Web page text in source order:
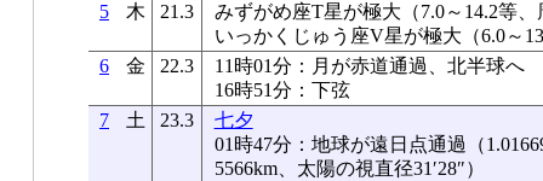
5
木 21.3
みずがめ座T星が極大（7.0～14.2等、
いっかくじゅう座V星が極大（6.0～
6
金 22.3
11時01分：月が赤道通過、北半球へ
16時51分：下弦
7
土 23.3
七夕
01時47分：地球が遠日点通過（
5566km、太陽の視直径31′28″）